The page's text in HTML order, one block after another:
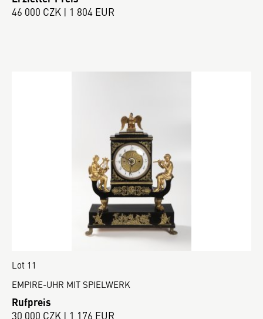
46 000 CZK | 1 804 EUR
Lot 11
EMPIRE-UHR MIT SPIELWERK
Rufpreis
30 000 CZK | 1 176 EUR